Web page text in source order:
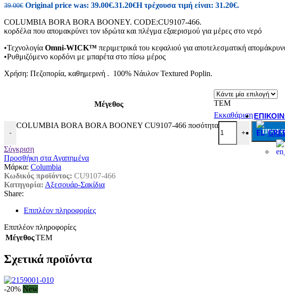
39.00€ Original price was: 39.00€.31.20€Η τρέχουσα τιμή είναι: 31.20€.
COLUMBIA BORA BORA BOONEY. CODE:CU9107-466.
κορδέλα που απομακρύνει τον ιδρώτα και πλέγμα εξαερισμού για μέρες στο νερό
•Τεχνολογία Omni-WICK™ περιμετρικά του κεφαλιού για αποτελεσματική
•Ρυθμιζόμενο κορδόνι με μπαρέτα στο πίσω μέρος
Χρήση: Πεζοπορία, καθημερινή . 100% Νάυλον Textured Poplin.
Μέγεθος
TEM
Εκκαθάριση
-
COLUMBIA BORA BORA BOONEY CU9107-466 ποσότητα
+
Σύγκριση
Προσθήκη στα Αγαπημένα
Μάρκα: Columbia
Κωδικός προϊόντος: CU9107-466
Κατηγορία: Αξεσουάρ-Σακίδια
Share:
Επιπλέον πληροφορίες
Επιπλέον πληροφορίες
ΜέγεθοςTEM
Σχετικά προϊόντα
-20% New